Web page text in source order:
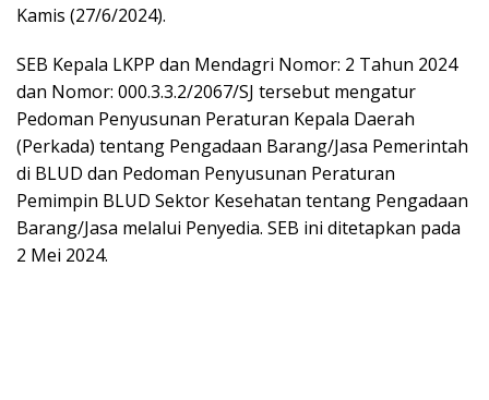
Kamis (27/6/2024).
SEB Kepala LKPP dan Mendagri Nomor: 2 Tahun 2024
dan Nomor: 000.3.3.2/2067/SJ tersebut mengatur
Pedoman Penyusunan Peraturan Kepala Daerah
(Perkada) tentang Pengadaan Barang/Jasa Pemerintah
di BLUD dan Pedoman Penyusunan Peraturan
Pemimpin BLUD Sektor Kesehatan tentang Pengadaan
Barang/Jasa melalui Penyedia. SEB ini ditetapkan pada
2 Mei 2024.